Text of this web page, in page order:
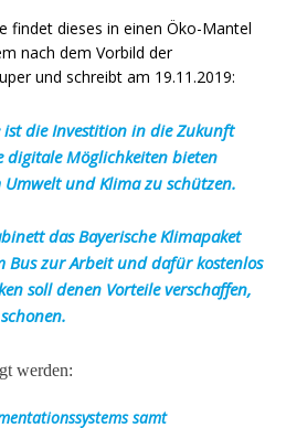
findet dieses in einen Öko-Mantel
nach dem Vorbild der
und schreibt am 19.11.2019:
die Investition in die Zukunft
digitale Möglichkeiten bieten
und Klima zu schützen.
das Bayerische Klimapaket
Bus zur Arbeit und dafür kostenlos
soll denen Vorteile verschaffen,
werden:
samt